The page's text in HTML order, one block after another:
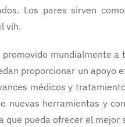
Los pares sirven
vih.
promovido mundialmente
proporcionar un apoyo
médicos y
nuevas herramientas y
que pueda ofrecer el